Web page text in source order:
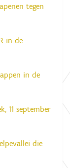
tegen
in de
in de
11 september
die